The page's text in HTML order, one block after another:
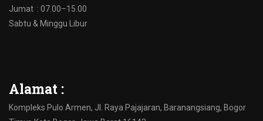
Jumat : 07.00–15.00
Sabtu & Minggu Libur
Alamat :
Kompleks Pulo Armen, Jl. Raya Pajajaran, Baranangsiang, Bogor